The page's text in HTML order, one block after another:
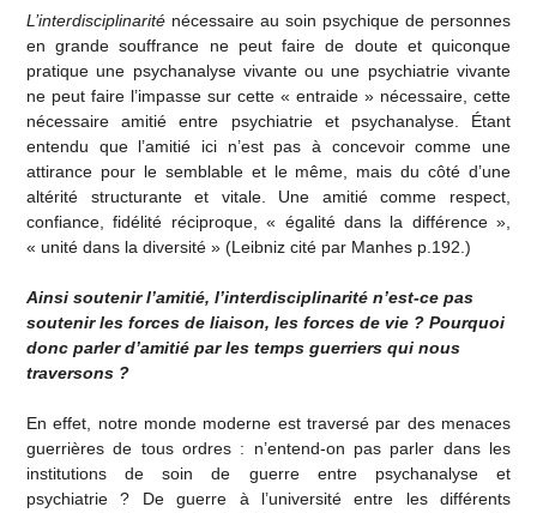
L’interdisciplinarité nécessaire au soin psychique de personnes
en grande souffrance ne peut faire de doute et quiconque
pratique une psychanalyse vivante ou une psychiatrie vivante
ne peut faire l’impasse sur cette « entraide » nécessaire, cette
nécessaire amitié entre psychiatrie et psychanalyse. Étant
entendu que l’amitié ici n’est pas à concevoir comme une
attirance pour le semblable et le même, mais du côté d’une
altérité structurante et vitale. Une amitié comme respect,
confiance, fidélité réciproque, « égalité dans la différence »,
« unité dans la diversité » (Leibniz cité par Manhes p.192.)
Ainsi soutenir l’amitié, l’interdisciplinarité n’est-ce pas
soutenir les forces de liaison, les forces de vie ? Pourquoi
donc parler d’amitié par les temps guerriers qui nous
traversons ?
En effet, notre monde moderne est traversé par des menaces
guerrières de tous ordres : n’entend-on pas parler dans les
institutions de soin de guerre entre psychanalyse et
psychiatrie ? De guerre à l’université entre les différents